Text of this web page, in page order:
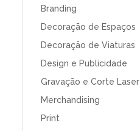
Branding
Decoração de Espaços
Decoração de Viaturas
Design e Publicidade
Gravação e Corte Laser
Merchandising
Print